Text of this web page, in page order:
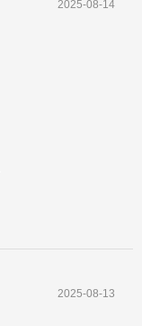
2025-08-14
2025-08-13